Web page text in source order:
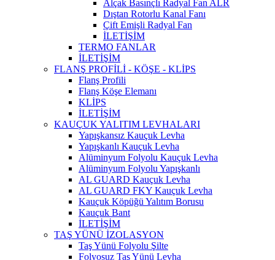
Alçak Basınçlı Radyal Fan ALR
Dıştan Rotorlu Kanal Fanı
Çift Emişli Radyal Fan
İLETİŞİM
TERMO FANLAR
İLETİŞİM
FLANŞ PROFİLİ - KÖŞE - KLİPS
Flanş Profili
Flanş Köşe Elemanı
KLİPS
İLETİŞİM
KAUÇUK YALITIM LEVHALARI
Yapışkansız Kauçuk Levha
Yapışkanlı Kauçuk Levha
Alüminyum Folyolu Kauçuk Levha
Alüminyum ​Folyolu Yapışkanlı
AL GUARD Kauçuk Levha
AL GUARD FKY Kauçuk Levha
Kauçuk Köpüğü Yalıtım Borusu
Kauçuk Bant
İLETİŞİM
TAŞ YÜNÜ İZOLASYON
Taş Yünü Folyolu Şilte
Folyosuz Taş Yünü Levha